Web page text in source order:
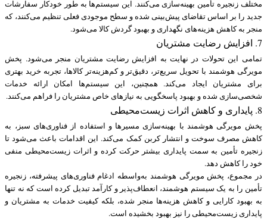
مختلف زنجیره تأمین بهینه‌سازی می‌کنند. این سیستم‌ها به طور خودکار سفارشات
جدید را بر اساس تقاضای پیش‌بینی شده و سطح موجودی فعلی تنظیم می‌کنند، که
منجر به کاهش هزینه‌های نگهداری و بهبود گردش کالا می‌شود.
7. افزایش رضایت مشتریان
تمامی این تحولات در نهایت به افزایش رضایت مشتریان منجر می‌شود. پخش
مویرگی هوشمند با تحویل سریع‌تر، دقیق‌تر و کم‌هزینه‌تر کالاها، تجربه خرید بهتری
برای مشتریان ایجاد می‌کند. همچنین، این سیستم‌ها امکان ارائه خدمات
شخصی‌سازی شده و بهبود پاسخگویی به نیازهای خاص مشتریان را فراهم می‌کنند.
8. پایداری و کاهش اثرات زیست‌محیطی
پخش مویرگی هوشمند با بهینه‌سازی مسیرها و استفاده از فناوری‌های سبز، به
کاهش مصرف سوخت و انتشار کربن کمک می‌کند. این اقدامات باعث می‌شود تا
زنجیره تأمین به سمت پایداری بیشتر حرکت کرده و اثرات زیست‌محیطی منفی
خود را کاهش دهد.
در مجموع، پخش مویرگی هوشمند به‌واسطه ادغام فناوری‌های پیشرفته، زنجیره
تأمین را به یک سیستم هوشمند، انعطاف‌پذیر و کارآمد تبدیل کرده است که نه‌ تنها
به بهبود کارایی و کاهش هزینه‌ها منجر شده، بلکه کیفیت خدمات به مشتریان و
پایداری زیست‌محیطی را نیز بهبود بخشیده است.